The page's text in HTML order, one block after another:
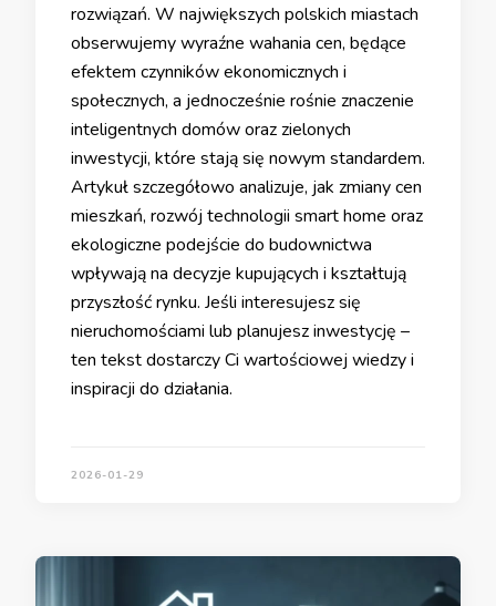
rozwiązań. W największych polskich miastach
obserwujemy wyraźne wahania cen, będące
efektem czynników ekonomicznych i
społecznych, a jednocześnie rośnie znaczenie
inteligentnych domów oraz zielonych
inwestycji, które stają się nowym standardem.
Artykuł szczegółowo analizuje, jak zmiany cen
mieszkań, rozwój technologii smart home oraz
ekologiczne podejście do budownictwa
wpływają na decyzje kupujących i kształtują
przyszłość rynku. Jeśli interesujesz się
nieruchomościami lub planujesz inwestycję –
ten tekst dostarczy Ci wartościowej wiedzy i
inspiracji do działania.
2026-01-29